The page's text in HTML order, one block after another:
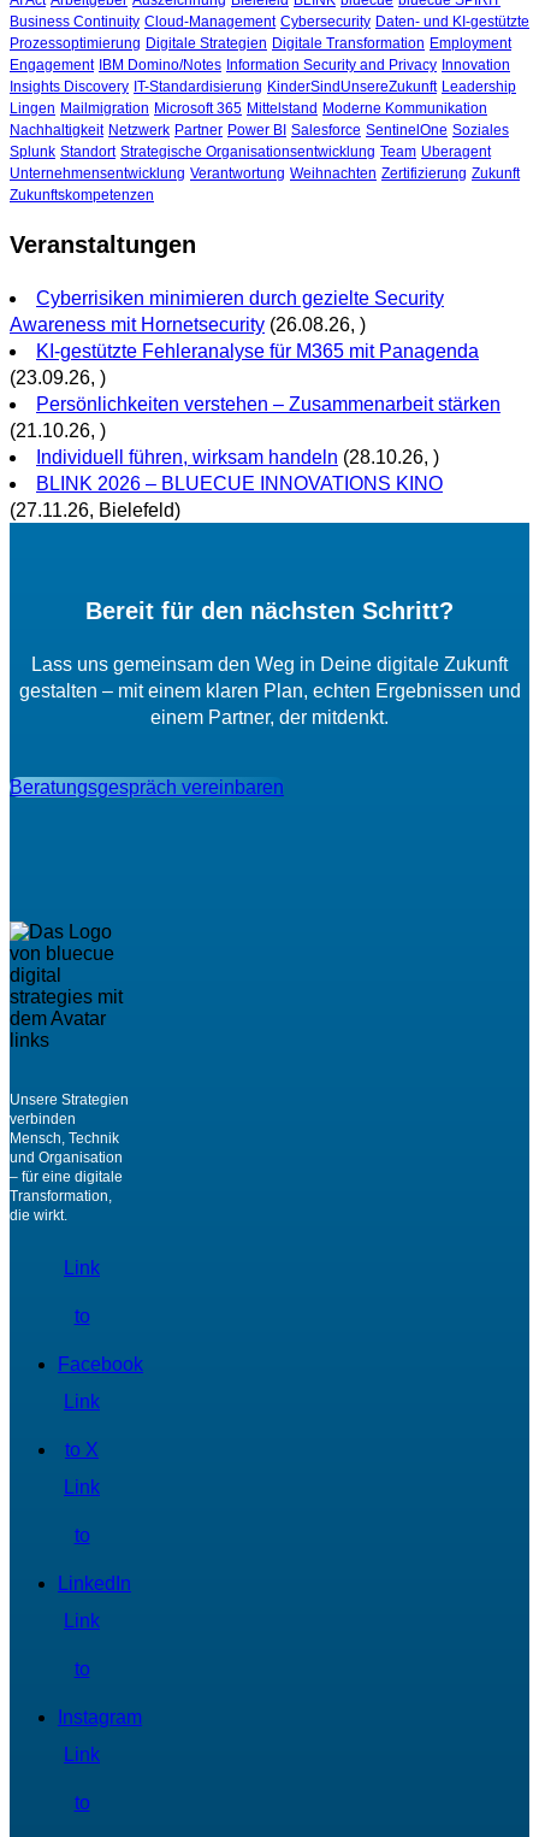
Business Continuity Cloud-Management Cybersecurity Daten- und KI-gestützte
Prozessoptimierung Digitale Strategien Digitale Transformation Employment
Engagement
IBM Domino/Notes Information Security and Privacy Innovation
Insights Discovery IT-Standardisierung KinderSindUnsereZukunft Leadership
Lingen Mailmigration Microsoft 365 Mittelstand Moderne Kommunikation
Nachhaltigkeit Netzwerk Partner Power BI Salesforce SentinelOne Soziales
Splunk Standort Strategische Organisationsentwicklung Team Uberagent
Unternehmensentwicklung Verantwortung Weihnachten Zertifizierung Zukunft
Zukunftskompetenzen
Veranstaltungen
Cyberrisiken minimieren durch gezielte Security
Awareness mit Hornetsecurity (26.08.26, )
KI-gestützte Fehleranalyse für M365 mit Panagenda
(23.09.26, )
Persönlichkeiten verstehen – Zusammenarbeit stärken
(21.10.26, )
Individuell führen, wirksam handeln (28.10.26, )
BLINK 2026 – BLUECUE INNOVATIONS KINO
(27.11.26, Bielefeld)
Bereit für den nächsten Schritt?
Lass uns gemeinsam den Weg in Deine digitale Zukunft
gestalten – mit einem klaren Plan, echten Ergebnissen und
einem Partner, der mitdenkt.
Beratungsgespräch vereinbaren
Unsere Strategien
verbinden
Mensch, Technik
und Organisation
– für eine digitale
Transformation,
die wirkt.
Link
to
Facebook
Link
to X
Link
to
LinkedIn
Link
to
Instagram
Link
to